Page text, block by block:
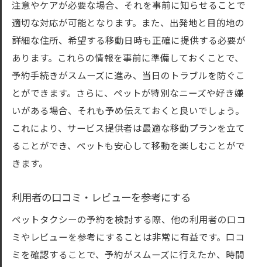
予約完了後の確認事項
ペットタクシーの到着を待つ際の注意点
予約前に確認したいペットタクシーの重要事項
トラブル発生時の対応方法
ドライバーの資格と経験
車両の清潔さと安全性
ペット保険の適用範囲
具体例
事前準備が鍵：必要な情報の一覧
予約フォームの具体的な記入例
注意やケアが必要な場合、それを事前に知らせることで
適切な対応が可能となります。また、出発地と目的地の
詳細な住所、希望する移動日時も正確に提供する必要が
あります。これらの情報を事前に準備しておくことで、
予約手続きがスムーズに進み、当日のトラブルを防ぐこ
とができます。さらに、ペットが特別なニーズや好き嫌
いがある場合、それも予め伝えておくと良いでしょう。
これにより、サービス提供者は最適な移動プランを立て
ることができ、ペットも安心して移動を楽しむことがで
きます。
利用者の口コミ・レビューを参考にする
ペットタクシーの予約を検討する際、他の利用者の口コ
ミやレビューを参考にすることは非常に有益です。口コ
ミを確認することで、予約がスムーズに行えたか、時間